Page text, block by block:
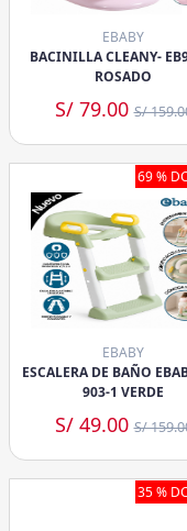
EBABY
BACINILLA CLEANY-
ROSADO
S/ 79.00S/
69 %
EBABY
ESCALERA DE BAÑO
903-1 VERDE
S/ 49.00S/
35 %